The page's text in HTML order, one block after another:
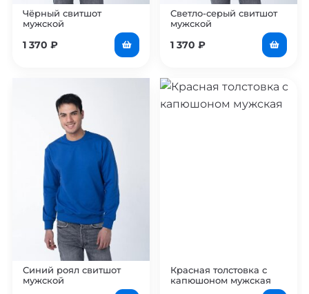
Чёрный свитшот
мужской
1 370 ₽
Светло-серый свитшот
мужской
1 370 ₽
Синий роял свитшот
мужской
Красная толстовка с
капюшоном мужская